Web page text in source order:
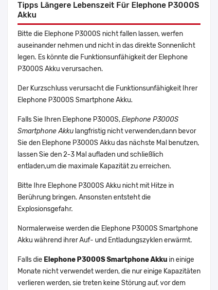
Tipps Längere Lebenszeit Für Elephone P3000S
Akku
Bitte die Elephone P3000S nicht fallen lassen, werfen
auseinander nehmen und nicht in das direkte Sonnenlicht
legen. Es könnte die Funktionsunfähigkeit der Elephone
P3000S Akku verursachen.
Der Kurzschluss verursacht die Funktionsunfähigkeit Ihrer
Elephone P3000S Smartphone Akku.
Falls Sie Ihren Elephone P3000S,Elephone P3000S
Smartphone Akku langfristig nicht verwenden,dann bevor
Sie den Elephone P3000S Akku das nächste Mal benutzen,
lassen Sie den 2-3 Mal aufladen und schließlich
entladen,um die maximale Kapazität zu erreichen.
Bitte Ihre Elephone P3000S Akku nicht mit Hitze in
Berührung bringen. Ansonsten entsteht die
Explosionsgefahr.
Normalerweise werden die Elephone P3000S Smartphone
Akku während ihrer Auf- und Entladungszyklen erwärmt.
Falls die Elephone P3000S Smartphone Akku in einige
Monate nicht verwendet werden, die nur einige Kapazitäten
verlieren werden, sie treten keine Störung auf, vor dem